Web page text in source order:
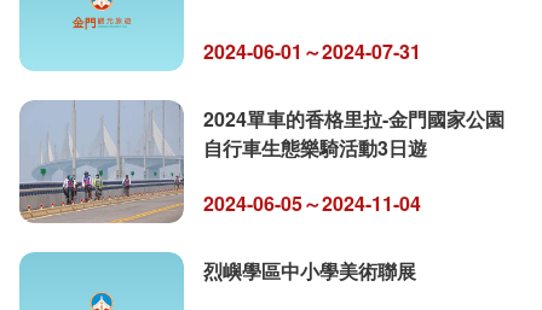
2024-06-01～2024-07-31
2024單車的香格里拉-金門國家公園
自行車生態樂騎活動3日遊
2024-06-05～2024-11-04
烈嶼學區中小學美術聯展